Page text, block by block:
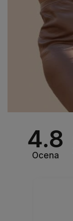
4.8
Ocena